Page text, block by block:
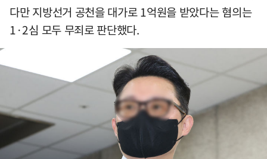
다만 지방선거 공천을 대가로 1억원을 받았다는 혐의는
1·2심 모두 무죄로 판단했다.